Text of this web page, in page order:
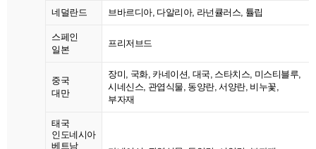
네덜란드 브바르디아, 다알리아, 라넌큘러스, 튤립
스페인
일본
프리저브드
중국
대만
장미, 국화, 카네이션, 대국, 스타치스, 미스티블루,
시네신스, 관엽식물, 동양란, 서양란, 비누꽃,
부자재
태국
인도네시아
베트남